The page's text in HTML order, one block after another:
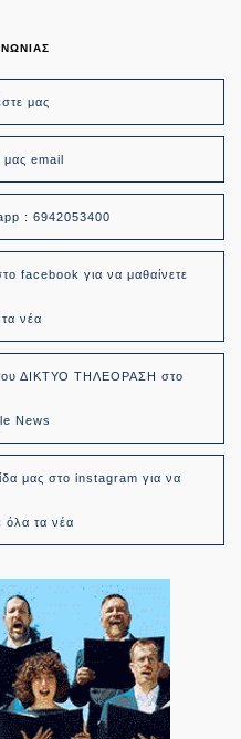
μας
μας email
: 6942053400
facebook για να μαθαίνετε
νέα
του ΔΙΚΤΥΟ ΤΗΛΕΟΡΑΣΗ στο
News
μας στο instagram για να
όλα τα νέα